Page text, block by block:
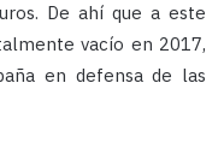
De ahí que a este
vacío en 2017,
en defensa de las